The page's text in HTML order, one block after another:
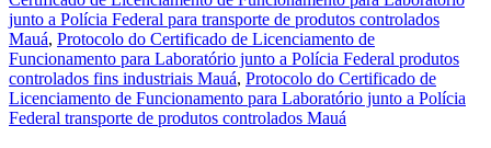
junto a Polícia Federal para transporte de produtos controlados
Mauá, Protocolo do Certificado de Licenciamento de
Funcionamento para Laboratório junto a Polícia Federal produtos
controlados fins industriais Mauá, Protocolo do Certificado de
Licenciamento de Funcionamento para Laboratório junto a Polícia
Federal transporte de produtos controlados Mauá